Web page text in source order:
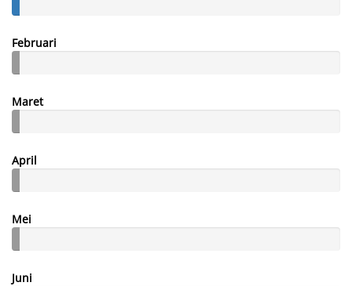
Februari
Maret
April
Mei
Juni